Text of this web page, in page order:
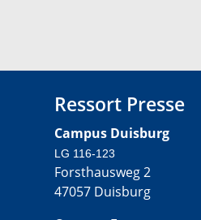
Ressort Presse
Campus Duisburg
LG 116-123
Forsthausweg 2
47057 Duisburg